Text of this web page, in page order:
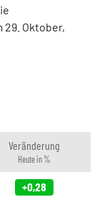
Oktober,
Veränderung
Heute in %
+0,28